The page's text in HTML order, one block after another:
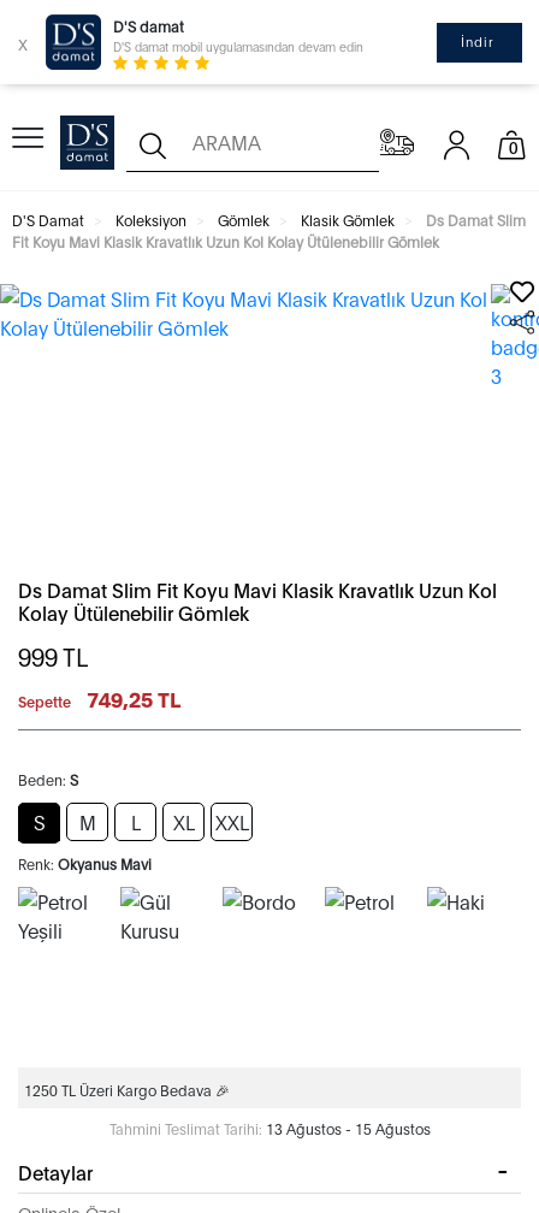
x
D'S damat
D'S damat mobil uygulamasından devam edin İndir
0
D'S Damat Koleksiyon Gömlek Klasik Gömlek
Ds Damat Slim
Fit Koyu Mavi Klasik Kravatlık Uzun Kol Kolay Ütülenebilir Gömlek
Ds Damat Slim Fit Koyu Mavi Klasik Kravatlık Uzun Kol
Kolay Ütülenebilir Gömlek
999TL
Sepette 749,25 TL
Beden: S
S M L XL XXL
Renk: Okyanus Mavi
1250 TL Üzeri Kargo Bedava 🎉
Tahmini Teslimat Tarihi: 13 Ağustos - 15 Ağustos
Detaylar